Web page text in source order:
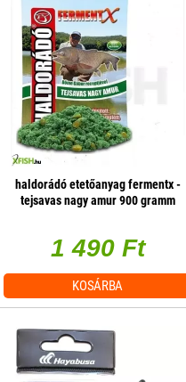
haldorádó etetőanyag fermentx -
tejsavas nagy amur 900 gramm
1 490 Ft
KOSÁRBA